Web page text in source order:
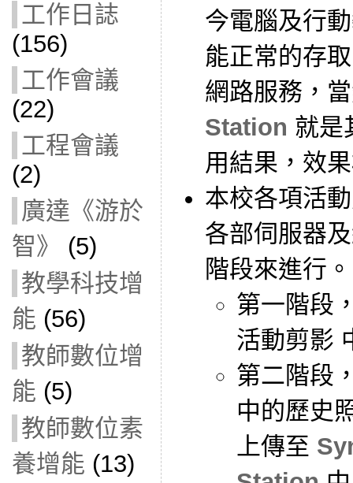
工作日誌
(156)
工作會議
(22)
工程會議
(2)
廣達《游於
智》
(5)
教學科技增
能 (56)
教師數位增
能 (5)
教師數位素
養增能 (13)
今電腦及行
能正常的存
網路服務，
Station 就是
用結果，效
本校各項活
各部伺服器
階段來進行。
第一階段
活動剪影
第二階段
中的歷史
上傳至